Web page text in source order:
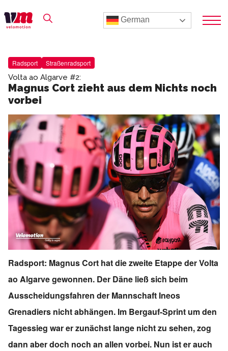
German
Radsport Straßenradsport
Volta ao Algarve #2:
Magnus Cort zieht aus dem Nichts noch
vorbei
Radsport: Magnus Cort hat die zweite Etappe der Volta
ao Algarve gewonnen. Der Däne ließ sich beim
Ausscheidungsfahren der Mannschaft Ineos
Grenadiers nicht abhängen. Im Bergauf-Sprint um den
Tagessieg war er zunächst lange nicht zu sehen, zog
dann aber doch noch an allen vorbei. Nun ist er auch